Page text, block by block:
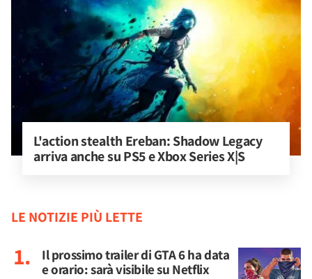
L'action stealth Ereban: Shadow Legacy
arriva anche su PS5 e Xbox Series X|S
LE NOTIZIE PIÙ LETTE
Il prossimo trailer di GTA 6 ha data
e orario: sarà visibile su Netflix